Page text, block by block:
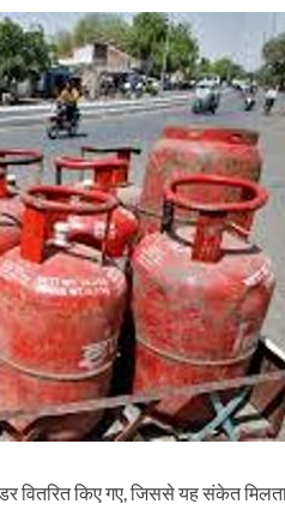
किए गए, जिससे यह संकेत मिलता